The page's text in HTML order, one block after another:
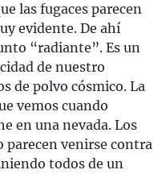
las fugaces parecen
evidente. De ahí
“radiante”. Es un
de nuestro
de polvo cósmico. La
vemos cuando
en una nevada. Los
parecen venirse contra
todos de un